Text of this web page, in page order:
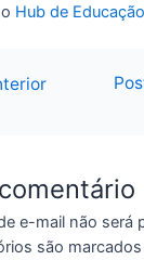
Hub de
e-mail não será
são